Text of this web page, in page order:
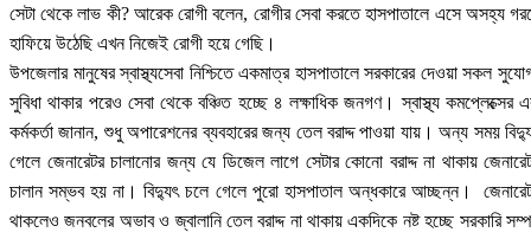
সেটা থেকে লাভ কী? আরেক রোগী বলেন, রোগীর সেবা করতে হাসপাতালে এসে অসহ্য
হাফিয়ে উঠেছি এখন নিজেই রোগী হয়ে গেছি।
উপজেলার মানুষের স্বাস্থ্যসেবা নিশ্চিতে একমাত্র হাসপাতালে সরকারের দেওয়া সকল
সুবিধা থাকার পরেও সেবা থেকে বঞ্চিত হচ্ছে ৪ লক্ষাধিক জনগণ। স্বাস্থ্য কমপ্লেক্সের
কর্মকর্তা জানান, শুধু অপারেশনের ব্যবহারের জন্য তেল বরাদ্দ পাওয়া যায়। অন্য সময়
গেলে জেনারেটর চালানোর জন্য যে ডিজেল লাগে সেটার কোনো বরাদ্দ না থাকায়
চালান সম্ভব হয় না। বিদ্যুৎ চলে গেলে পুরো হাসপাতাল অন্ধকারে আচ্ছন্ন।
থাকলেও জনবলের অভাব ও জ্বালানি তেল বরাদ্দ না থাকায় একদিকে নষ্ট হচ্ছে সরকারি